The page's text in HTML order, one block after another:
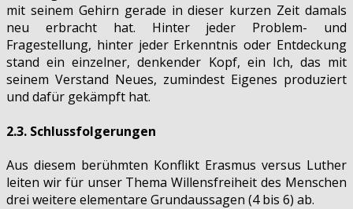
mit seinem Gehirn gerade in dieser kurzen Zeit damals
neu erbracht hat. Hinter jeder Problem- und
Fragestellung, hinter jeder Erkenntnis oder Entdeckung
stand ein einzelner, denkender Kopf, ein Ich, das mit
seinem Verstand Neues, zumindest Eigenes produziert
und dafür gekämpft hat.
2.3. Schlussfolgerungen
Aus diesem berühmten Konflikt Erasmus versus Luther
leiten wir für unser Thema Willensfreiheit des Menschen
drei weitere elementare Grundaussagen (4 bis 6) ab.